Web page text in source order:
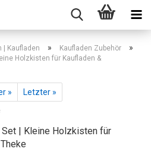
| Kaufladen » Kaufladen Zubehör »
Holzkisten für Kaufladen &
»
Letzter »
| Kleine Holzkisten für